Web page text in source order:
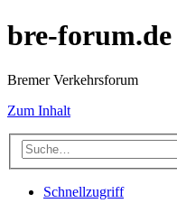
bre-forum.de
Bremer Verkehrsforum
Zum Inhalt
Schnellzugriff